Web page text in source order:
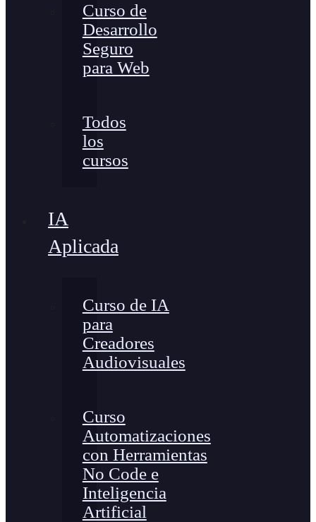
Curso de
Desarrollo
Seguro
para Web
Todos
los
cursos
IA
Aplicada
Curso de IA
para
Creadores
Audiovisuales
Curso
Automatizaciones
con Herramientas
No Code e
Inteligencia
Artificial